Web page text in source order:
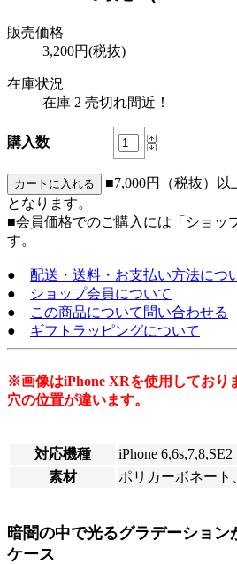
販売価格
3,200円(税抜)
在庫状況
在庫 2 売切れ間近！
購入数
■7,000円（税抜）
となります。
■会員価格でのご購入には「ショッ
す。
● 配送・送料・お支払い方法につ
●
ショップ会員について
●
この商品について問い合わせる
● ギフトラッピングについて
※画像はiPhone XRを使用しており
穴の位置が違います。
対応機種
iPhone 6,6s,7,8,SE2
素材
ポリカーボネート
暗闇の中で光るグラデーショ
ケース